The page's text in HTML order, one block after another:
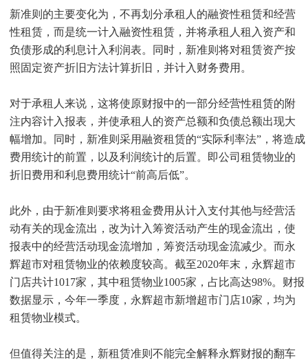
新准则的主要变化为，不再划分承租人的融资性租赁和经营
性租赁，而是统一计入融资性租赁，并将承租人租入资产和
负债形成的利息计入利润表。同时，新准则将对租赁资产按
照固定资产折旧方法计算折旧，并计入财务费用。
对于承租人来说，这将使原财报中的一部分经营性租赁的附
注内容计入报表，并使承租人的资产总额和负债总额出现大
幅增加。同时，新准则采用融资租赁的“实际利率法”，将造成
费用统计的前置，以及利润统计的后置。即公司租赁物业的
折旧费用和利息费用统计“前高后低”。
此外，由于新准则要求将租金费用从计入支付其他与经营活
动有关的现金流出，改为计入筹资活动产生的现金流出，使
报表中的经营活动现金流增加，筹资活动现金流减少。而永
辉超市对租赁物业的依赖度较高。截至2020年末，永辉超市
门店共计1017家，其中租赁物业1005家，占比高达98%。财报
数据显示，今年一季度，永辉超市新增超市门店10家，均为
租赁物业模式。
但值得关注的是，新租赁准则不能完全解释永辉财报的翻车